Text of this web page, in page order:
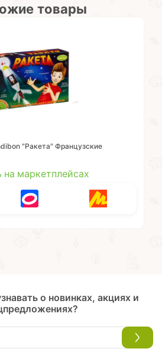
товары
"Ракета" Французские
на маркетплейсах
о новинках, акциях и